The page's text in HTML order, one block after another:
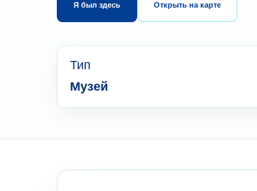
Я был здесь Открыть на карте
Тип
Музей